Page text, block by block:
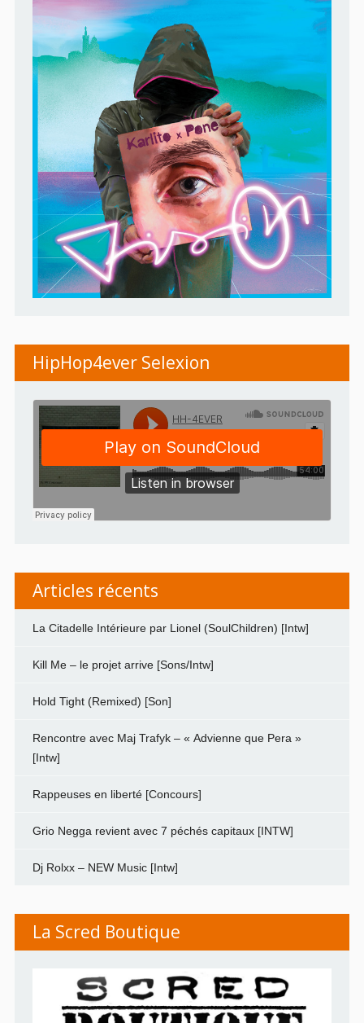
HipHop4ever Selexion
Articles récents
La Citadelle Intérieure par Lionel (SoulChildren) [Intw]
Kill Me – le projet arrive [Sons/Intw]
Hold Tight (Remixed) [Son]
Rencontre avec Maj Trafyk – « Advienne que Pera »
[Intw]
Rappeuses en liberté [Concours]
Grio Negga revient avec 7 péchés capitaux [INTW]
Dj Rolxx – NEW Music [Intw]
La Scred Boutique